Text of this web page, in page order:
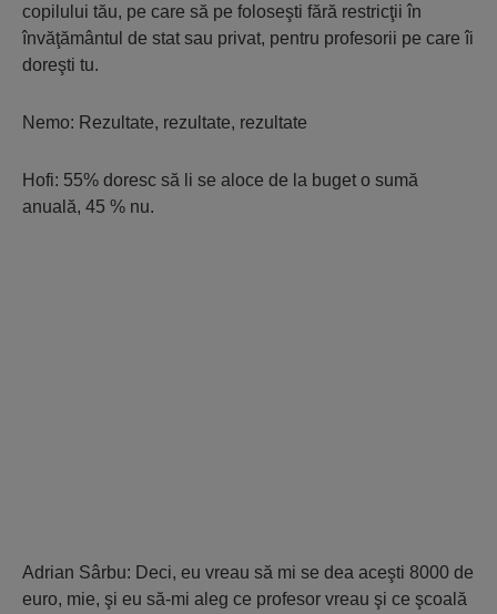
copilului tău, pe care să pe foloseşti fără restricţii în
învăţământul de stat sau privat, pentru profesorii pe care îi
doreşti tu.
Nemo: Rezultate, rezultate, rezultate
Hofi: 55% doresc să li se aloce de la buget o sumă
anuală, 45 % nu.
Adrian Sârbu: Deci, eu vreau să mi se dea aceşti 8000 de
euro, mie, şi eu să-mi aleg ce profesor vreau şi ce şcoală